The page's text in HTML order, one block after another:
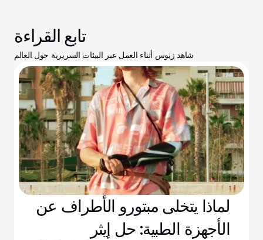
تابع القراءة
شاهد زيوس أثناء العمل عبر البيئات السريرية حول العالم
لماذا يتخلى مبتورو الأطراف عن
الأجهزة الطبية: حل إيثر